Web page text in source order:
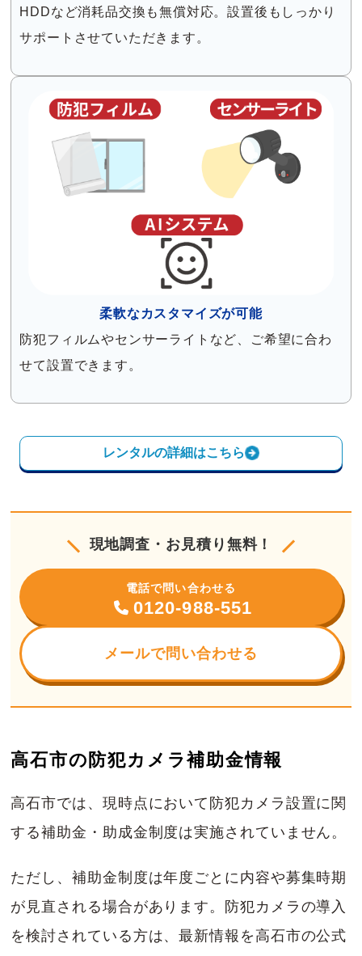
HDDなど消耗品交換も無償対応。設置後もしっかり
サポートさせていただきます。
柔軟なカスタマイズが可能
防犯フィルムやセンサーライトなど、ご希望に合わ
せて設置できます。
レンタルの詳細はこちら
現地調査・お見積り無料！
電話で問い合わせる
0120-988-551
メールで問い合わせる
高石市の防犯カメラ補助金情報
高石市では、現時点において防犯カメラ設置に関
する補助金・助成金制度は実施されていません。
ただし、補助金制度は年度ごとに内容や募集時期
が見直される場合があります。防犯カメラの導入
を検討されている方は、最新情報を高石市の公式